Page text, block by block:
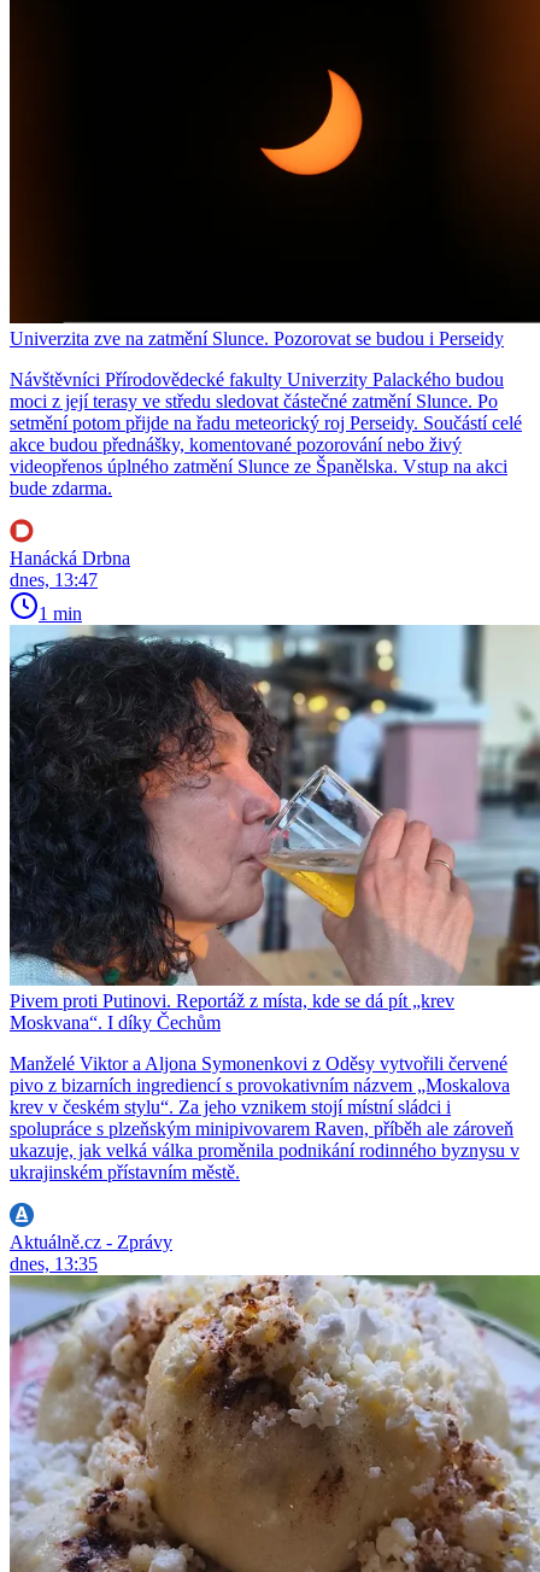
Univerzita zve na zatmění Slunce. Pozorovat se budou i Perseidy
Návštěvníci Přírodovědecké fakulty Univerzity Palackého budou
moci z její terasy ve středu sledovat částečné zatmění Slunce. Po
setmění potom přijde na řadu meteorický roj Perseidy. Součástí celé
akce budou přednášky, komentované pozorování nebo živý
videopřenos úplného zatmění Slunce ze Španělska. Vstup na akci
bude zdarma.
Hanácká Drbna
dnes, 13:47
1 min
Pivem proti Putinovi. Reportáž z místa, kde se dá pít „krev
Moskvana“. I díky Čechům
Manželé Viktor a Aljona Symonenkovi z Oděsy vytvořili červené
pivo z bizarních ingrediencí s provokativním názvem „Moskalova
krev v českém stylu“. Za jeho vznikem stojí místní sládci i
spolupráce s plzeňským minipivovarem Raven, příběh ale zároveň
ukazuje, jak velká válka proměnila podnikání rodinného byznysu v
ukrajinském přístavním městě.
Aktuálně.cz - Zprávy
dnes, 13:35